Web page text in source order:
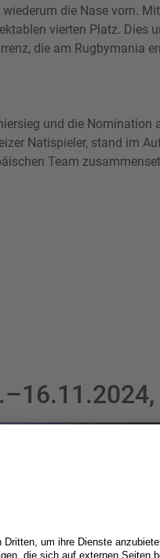
die Nase vorn.
vierten Platz. Dies
die am Rugbymania
und die Nomination
Natispieler, stand im
Team